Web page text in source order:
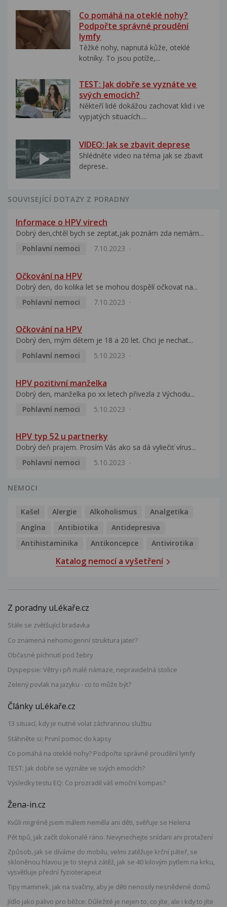
Co pomáhá na oteklé nohy?
Podpořte správné proudění
lymfy
Těžké nohy, napnutá kůže, oteklé
kotníky. To jsou potíže,...
TEST: Jak dobře se vyznáte ve
svých emocích?
Někteří lidé dokážou zachovat klid i ve
vypjatých situacích....
VIDEO: Jak se zbavit deprese
Shlédněte video na téma jak se zbavit
deprese..
SOUVISEJÍCÍ DOTAZY Z PORADNY
Informace o HPV virech
Dobrý den,chtěl bych se zeptat,jak poznám zda nemám...
Pohlavní nemoci
7.10.2023
Očkování na HPV
Dobrý den, do kolika let se mohou dospělí očkovat na...
Pohlavní nemoci
7.10.2023
Očkování na HPV
Dobrý den, mým dětem je 18 a 20 let. Chci je nechat...
Pohlavní nemoci
5.10.2023
HPV pozitivní manželka
Dobrý den, manželka po xx letech přivezla z Východu...
Pohlavní nemoci
5.10.2023
HPV typ 52 u partnerky
Dobrý deň prajem. Prosím Vás ako sa dá vyliečiť vírus...
Pohlavní nemoci
5.10.2023
NEMOCI
Kašel Alergie Alkoholismus
Analgetika
Angína
Antibiotika
Antidepresiva
Antihistaminika
Antikoncepce Antivirotika
Katalog nemocí a vyšetření
Z poradny uLékaře.cz
Stále se zvětšující bradavka
Co znamená nehomogenní struktura jater?
Občasné píchnutí pod žebry
Dyspepsie: Větry i při malé námaze, nepravidelná stolice
Zelený povlak na jazyku - co to může být?
Články uLékaře.cz
13 situací, kdy je nutné volat záchrannou službu
Stáhněte si: První pomoc do kapsy
Co pomáhá na oteklé nohy? Podpořte správné proudění lymfy
TEST: Jak dobře se vyznáte ve svých emocích?
Výsledky testu EQ: Co prozradil váš emoční kompas?
Žena-in.cz
Kvůli migréně jsem málem neměla ani děti, svěřuje se Helena
Pět tipů, jak začít dokonalé ráno. Nevynechejte snídani ani protažení
Způsob, jak se díváme do mobilu, velmi zatěžuje krční páteř, se
skloněnou hlavou je to stejná zátěž, jak se 40 kilovým pytlem na krku,
vysvětluje přední fyzioterapeut
Tipy maminek, jak na svačiny, aby je děti nenosily nesnědené domů
Jídlo jako palivo pro běžce: Důležité je nejen to, co jíte, ale i kdy to jíte